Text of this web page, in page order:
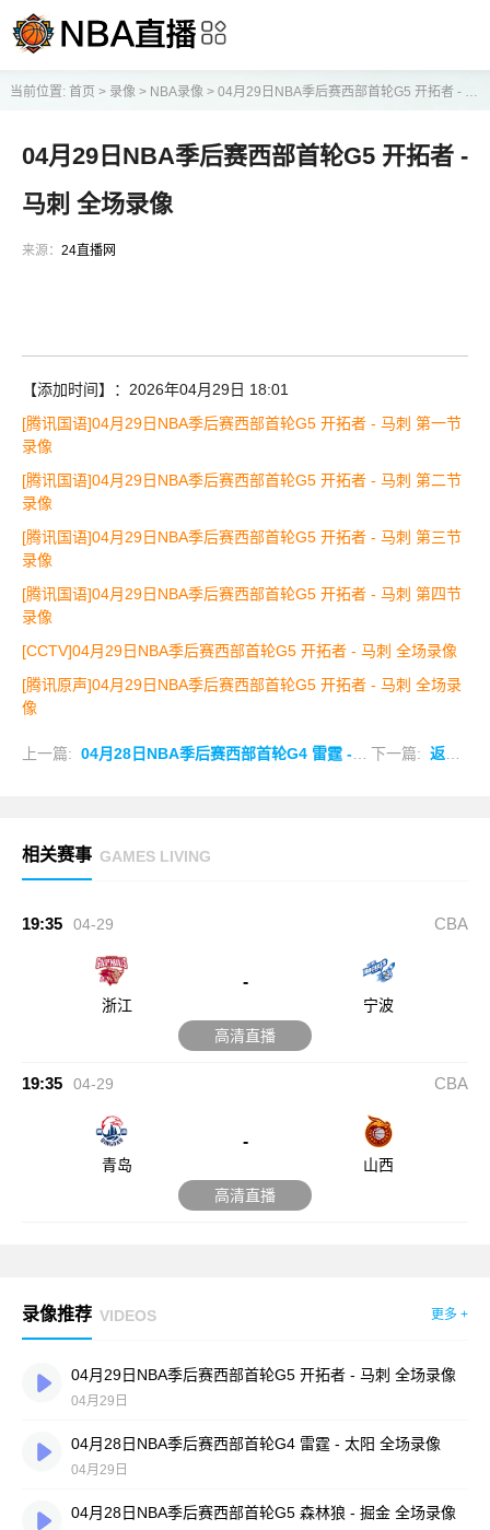
当前位置: 首页 > 录像> NBA录像> 04月29日NBA季后赛西部首轮G5 开拓者 - 马刺 全场录像
04月29日NBA季后赛西部首轮G5 开拓者 -
马刺 全场录像
来源： 24直播网
【添加时间】：2026年04月29日 18:01
[腾讯国语]04月29日NBA季后赛西部首轮G5 开拓者 - 马刺 第一节
录像
[腾讯国语]04月29日NBA季后赛西部首轮G5 开拓者 - 马刺 第二节
录像
[腾讯国语]04月29日NBA季后赛西部首轮G5 开拓者 - 马刺 第三节
录像
[腾讯国语]04月29日NBA季后赛西部首轮G5 开拓者 - 马刺 第四节
录像
[CCTV]04月29日NBA季后赛西部首轮G5 开拓者 - 马刺 全场录像
[腾讯原声]04月29日NBA季后赛西部首轮G5 开拓者 - 马刺 全场录
像
上一篇: 04月28日NBA季后赛西部首轮G4 雷霆 - 太阳 全场录像 下一篇: 返回列表
相关赛事 GAMES LIVING
19:35 04-29 CBA
浙江
-
宁波
高清直播
19:35 04-29 CBA
青岛
-
山西
高清直播
录像推荐 VIDEOS 更多 +
04月29日NBA季后赛西部首轮G5 开拓者 - 马刺 全场录像
04月29日
04月28日NBA季后赛西部首轮G4 雷霆 - 太阳 全场录像
04月29日
04月28日NBA季后赛西部首轮G5 森林狼 - 掘金 全场录像